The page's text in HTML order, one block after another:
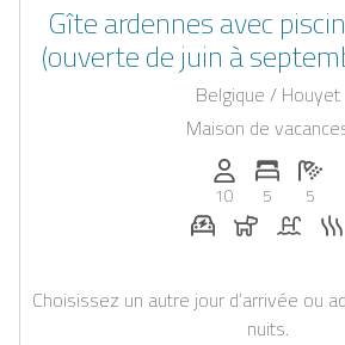
Gîte ardennes avec
(ouverte de juin à
bain nordique
Belgique / Houyet
Maison de
Personnes
10
Nombre
5
5
Station de
ChiensPiscine
Choisissez un autre jour d’arrivée ou
nuits.